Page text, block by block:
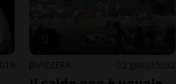
19 SVIZZERA 2 gior 15 32